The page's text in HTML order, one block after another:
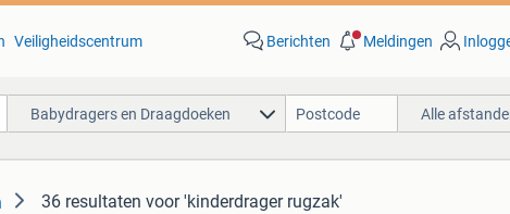
Veiligheidscentrum Berichten Meldingen
Babydragers en Draagdoeken Alle
36 resultaten voor 'kinderdrager rugzak'